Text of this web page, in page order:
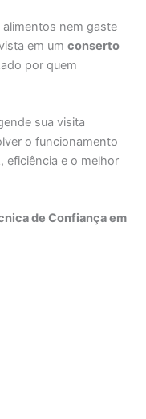
nem gaste
em umconserto
por quem
sua visita
o funcionamento
eficiência e o melhor
de Confiança em